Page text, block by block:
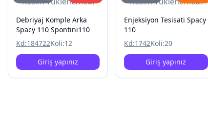
Debriyaj Komple Arka
Spacy 110 Spontini110
Kd:184722Koli:12
Giriş yapınız
Enjeksiyon Tesisati Spacy
110
Kd:1742Koli:20
Giriş yapınız